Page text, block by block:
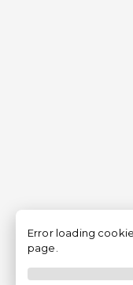
Error loading
page.